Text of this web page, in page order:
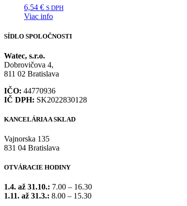
6,54 € S DPH
Viac info
SÍDLO SPOLOČNOSTI
Watec, s.r.o.
Dobrovičova 4,
811 02 Bratislava
IČO: 44770936
IČ DPH: SK2022830128
KANCELÁRIA A SKLAD
Vajnorska 135
831 04 Bratislava
OTVÁRACIE HODINY
1.4. až 31.10.: 7.00 – 16.30
1.11. až 31.3.: 8.00 – 15.30